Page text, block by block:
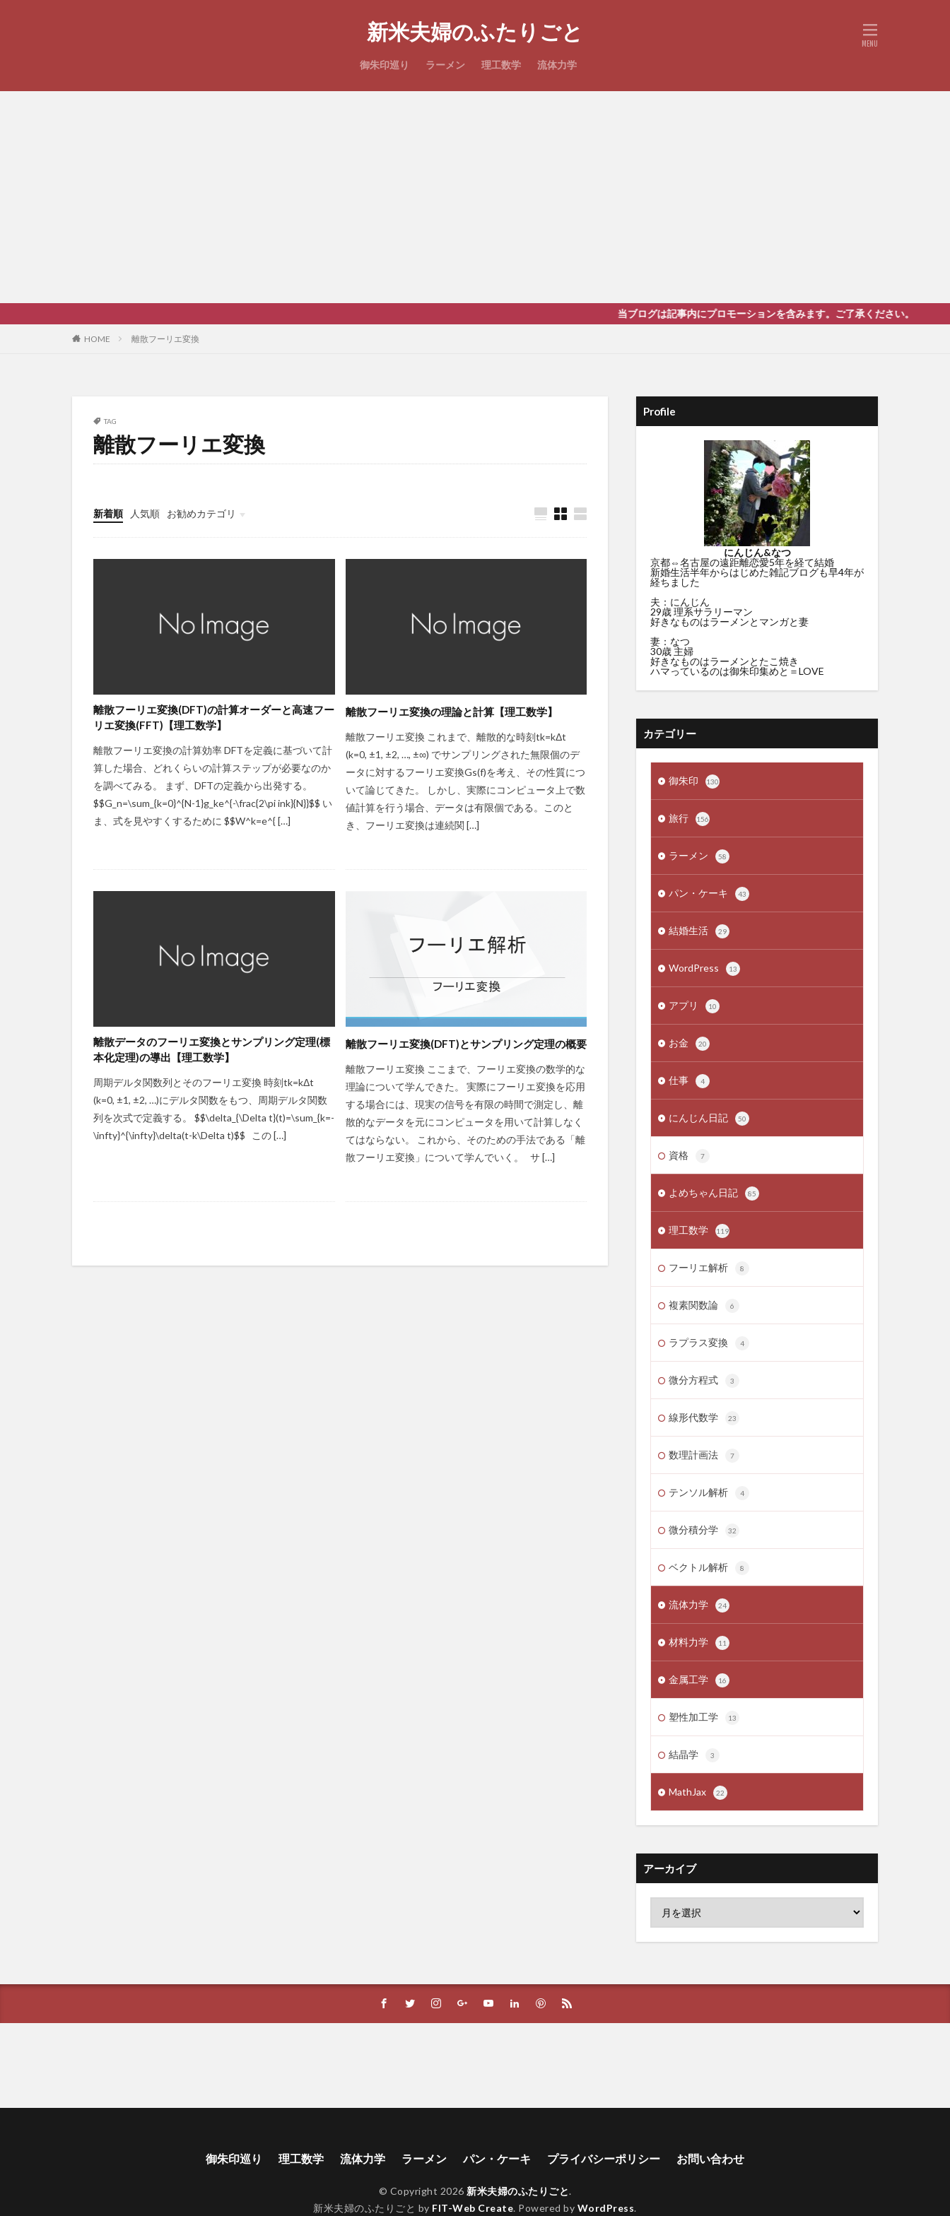
新米夫婦のふたりごと
御朱印巡り ラーメン 理工数学 流体力学
当ブログは記事内にプロモーションを含みます。ご了承ください。
HOME 離散フーリエ変換
TAG
離散フーリエ変換
新着順 人気順
お勧めカテゴリ
未分類
離散フーリエ変換(DFT)の計算オーダーと高速フー
リエ変換(FFT)【理工数学】
離散フーリエ変換の計算効率 DFTを定義に基づいて計
算した場合、どれくらいの計算ステップが必要なのか
を調べてみる。 まず、DFTの定義から出発する。
$$G_n=\sum_{k=0}^{N-1}g_ke^{-\frac{2\pi ink}{N}}$$ い
ま、式を見やすくするために $$W^k=e^{ […]
離散フーリエ変換の理論と計算【理工数学】
離散フーリエ変換 これまで、離散的な時刻tk=kΔt
(k=0, ±1, ±2, …, ±∞) でサンプリングされた無限個のデ
ータに対するフーリエ変換Gs(f)を考え、その性質につ
いて論じてきた。 しかし、実際にコンピュータ上で数
値計算を行う場合、データは有限個である。このと
き、フーリエ変換は連続関 […]
離散データのフーリエ変換とサンプリング定理(標
本化定理)の導出【理工数学】
周期デルタ関数列とそのフーリエ変換 時刻tk=kΔt
(k=0, ±1, ±2, …)にデルタ関数をもつ、周期デルタ関数
列を次式で定義する。 $$\delta_{\Delta t}(t)=\sum_{k=-
\infty}^{\infty}\delta(t-k\Delta t)$$ この […]
離散フーリエ変換(DFT)とサンプリング定理の概要
離散フーリエ変換 ここまで、フーリエ変換の数学的な
理論について学んできた。 実際にフーリエ変換を応用
する場合には、現実の信号を有限の時間で測定し、離
散的なデータを元にコンピュータを用いて計算しなく
てはならない。 これから、そのための手法である「離
散フーリエ変換」について学んでいく。 サ […]
Profile
にんじん&なつ
京都⇔名古屋の遠距離恋愛5年を経て結婚
新婚生活半年からはじめた雑記ブログも早4年が
経ちました
夫：にんじん
29歳 理系サラリーマン
好きなものはラーメンとマンガと妻
妻：なつ
30歳 主婦
好きなものはラーメンとたこ焼き
ハマっているのは御朱印集めと＝LOVE
カテゴリー
御朱印 130
旅行 156
ラーメン 58
パン・ケーキ 43
結婚生活 29
WordPress 13
アプリ 10
お金 20
仕事 4
にんじん日記 50
資格 7
よめちゃん日記 85
理工数学 119
フーリエ解析 8
複素関数論 6
ラプラス変換 4
微分方程式 3
線形代数学 23
数理計画法 7
テンソル解析 4
微分積分学 32
ベクトル解析 8
流体力学 24
材料力学 11
金属工学 16
塑性加工学 13
結晶学 3
MathJax 22
アーカイブ
御朱印巡り 理工数学 流体力学 ラーメン パン・ケーキ プライバシーポリシー お問い合わせ
© Copyright 2026 新米夫婦のふたりごと.
新米夫婦のふたりごと by FIT-Web Create. Powered by WordPress.